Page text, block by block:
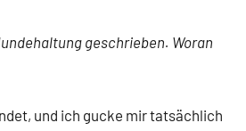
geschrieben. Woran
und ich gucke mir tatsächlich